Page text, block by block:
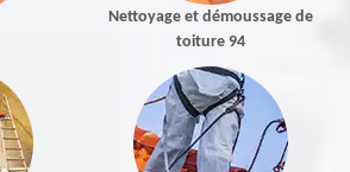
Nettoyage et démoussage de
toiture 94